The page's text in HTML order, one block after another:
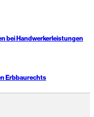
bei Handwerkerleistungen
Erbbaurechts